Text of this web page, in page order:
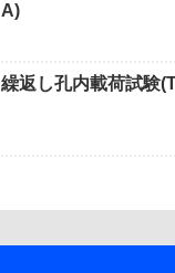
A)
繰返し孔内載荷試験